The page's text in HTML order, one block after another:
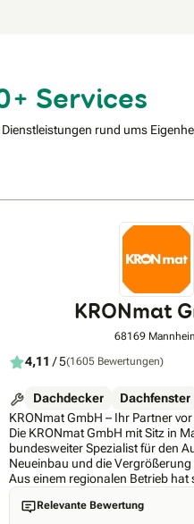
Services
rund ums
KRONmat
68169
4,11 / 5(1605 Bewertungen)
Dachdecker
Dachfenster
KRONmat GmbH – Ihr Partner
Die KRONmat GmbH mit Sitz in
bundesweiter Spezialist für den
Neueinbau und die
Aus einem regionalen Betrieb hat
einem deutschlandweit tätigen
erfahrenen Montageteams und
Relevante Bewertung